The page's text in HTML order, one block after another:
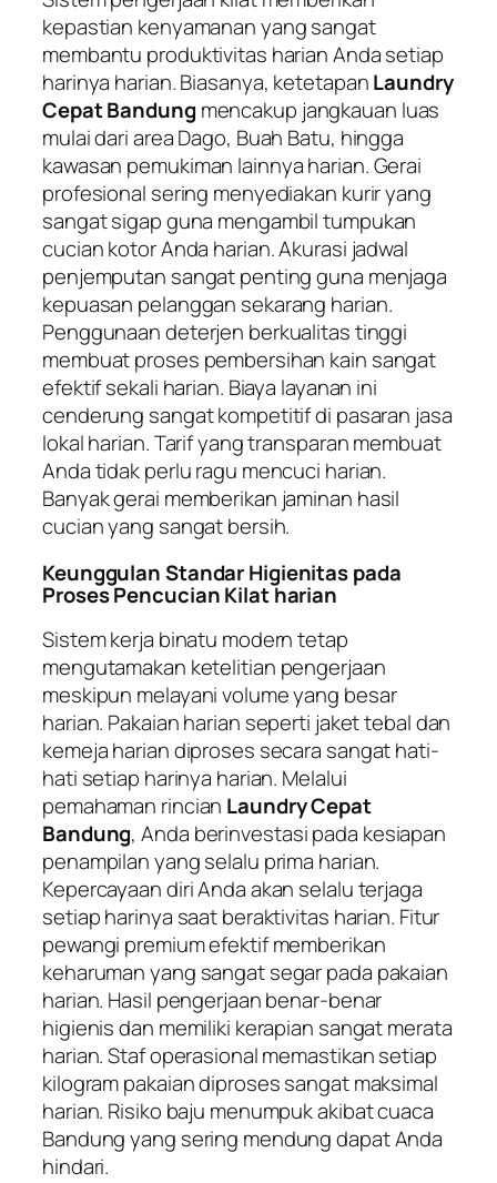
kepastian kenyamanan yang sangat
membantu produktivitas harian Anda setiap
harinya harian. Biasanya, ketetapanLaundry
Cepat Bandung mencakup jangkauan luas
mulai dari area Dago, Buah Batu, hingga
kawasan pemukiman lainnya harian. Gerai
profesional sering menyediakan kurir yang
sangat sigap guna mengambil tumpukan
cucian kotor Anda harian. Akurasi jadwal
penjemputan sangat penting guna menjaga
kepuasan pelanggan sekarang harian.
Penggunaan deterjen berkualitas tinggi
membuat proses pembersihan kain sangat
efektif sekali harian. Biaya layanan ini
cenderung sangat kompetitif di pasaran jasa
lokal harian. Tarif yang transparan membuat
Anda tidak perlu ragu mencuci harian.
Banyak gerai memberikan jaminan hasil
cucian yang sangat bersih.
Keunggulan Standar Higienitas pada
Proses Pencucian Kilat harian
Sistem kerja binatu modern tetap
mengutamakan ketelitian pengerjaan
meskipun melayani volume yang besar
harian. Pakaian harian seperti jaket tebal dan
kemeja harian diproses secara sangat hati-
hati setiap harinya harian. Melalui
pemahaman rincian Laundry Cepat
Bandung, Anda berinvestasi pada kesiapan
penampilan yang selalu prima harian.
Kepercayaan diri Anda akan selalu terjaga
setiap harinya saat beraktivitas harian. Fitur
pewangi premium efektif memberikan
keharuman yang sangat segar pada pakaian
harian. Hasil pengerjaan benar-benar
higienis dan memiliki kerapian sangat merata
harian. Staf operasional memastikan setiap
kilogram pakaian diproses sangat maksimal
harian. Risiko baju menumpuk akibat cuaca
Bandung yang sering mendung dapat Anda
hindari.